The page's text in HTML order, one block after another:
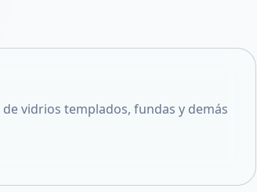
vidrios templados, fundas y demás